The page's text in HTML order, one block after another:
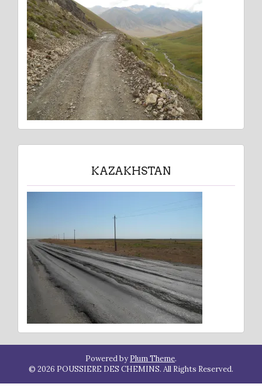
KAZAKHSTAN
Powered by Plum Theme.
© 2026 POUSSIERE DES CHEMINS. All Rights Reserved.